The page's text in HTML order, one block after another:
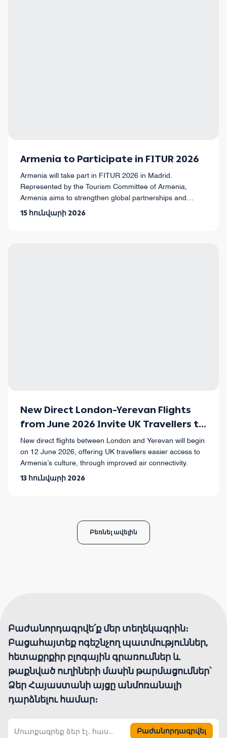
Armenia to Participate in FITUR 2026
Armenia will take part in FITUR 2026 in Madrid.
Represented by the Tourism Committee of Armenia,
Armenia aims to strengthen global partnerships and
promote the country as a must-visit destination.
15 հունվարի 2026
New Direct London–Yerevan Flights
from June 2026 Invite UK Travellers to
Discover Armenia
New direct flights between London and Yerevan will begin
on 12 June 2026, offering UK travellers easier access to
Armenia’s culture, through improved air connectivity.
13 հունվարի 2026
Բեռնել ավելին
Բաժանորդագրվե՛ք մեր տեղեկագրին։
Բացահայտեք ոգեշնչող պատմություններ,
հետաքրքիր բլոգային գրառումներ և
թաքնված ուղիների մասին թարմացումներ՝
Ձեր Հայաստանի այցը անմոռանալի
դարձնելու համար։
Բաժանորդագրվել